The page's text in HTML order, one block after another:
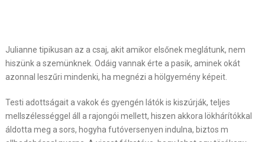
Julianne tipikusan az a csaj, akit amikor elsőnek meglátunk, nem
hiszünk a szemünknek. Odáig vannak érte a pasik, aminek okát
azonnal leszűri mindenki, ha megnézi a hölgyemény képeit.
Testi adottságait a vakok és gyengén látók is kiszúrják, teljes
mellszélességgel áll a rajongói mellett, hiszen akkora lökhárítókkal
áldotta meg a sors, hogyha futóversenyen indulna, biztos m